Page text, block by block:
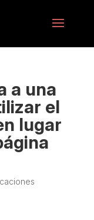
a una
el
lugar